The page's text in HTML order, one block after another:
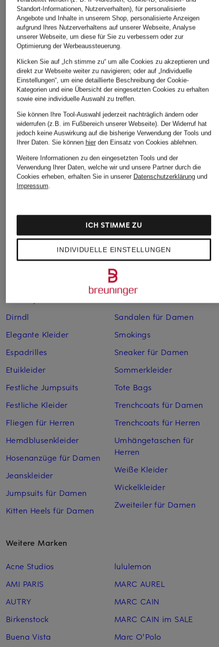
Cropped-Hemdbluse
mit 3/4-Arm
CHF 159
Ursprünglich: CHF 329
Dirndlbluse aus
Spitze
CHF 85
Dirndlbluse MAVA
Materialmix
CHF 239
Abendkleider
Anzüge für Herren
Boleros für Damen
Brautschuhe
Dirndl
Elegante Kleider
Espadrilles
Etuikleider
Festliche Jumpsuits
Festliche Kleider
Fliegen für Herren
Hemdblusenkleider
Hosenanzüge für Damen
Jeanskleider
Jumpsuits für Damen
Kitten Heels für Damen
Kleider
Leinenhosen für Herren
Leinenkleider
Maxikleider
Regenmäntel für Damen
Sakkos
Sandalen für Damen
Smokings
Sneaker für Damen
Sommerkleider
Tote Bags
Trenchcoats für Damen
Trenchcoats für Herren
Umhängetaschen für
Herren
Weiße Kleider
Wickelkleider
Zweiteiler für Damen
Weitere Marken
Acne Studios
AMI PARIS
AUTRY
Birkenstock
Buena Vista
lululemon
MARC AUREL
MARC CAIN
MARC CAIN im SALE
Marc O'Polo
Standort-Informationen, Nutzerverhalten), für personalisierte
Angebote und Inhalte in unserem Shop, personalisierte Anzeigen
aufgrund Ihres Nutzerverhaltens auf unserer Webseite, Analyse
unserer Webseite, um diese für Sie zu verbessern oder zur
Optimierung der Werbeaussteuerung.
Klicken Sie auf „Ich stimme zu“ um alle Cookies zu akzeptieren und
direkt zur Webseite weiter zu navigieren; oder auf „Individuelle
Einstellungen“, um eine detaillierte Beschreibung der Cookie-
Kategorien und eine Übersicht der eingesetzten Cookies zu erhalten
sowie eine individuelle Auswahl zu treffen.
Sie können Ihre Tool-Auswahl jederzeit nachträglich ändern oder
widerrufen (z.B. im Fußbereich unserer Webseite). Der Widerruf hat
jedoch keine Auswirkung auf die bisherige Verwendung der Tools und
Ihrer Daten. Sie können hierden Einsatz von Cookies ablehnen.
Weitere Informationen zu den eingesetzten Tools und der
Verwendung Ihrer Daten, welche wir und unsere Partner durch die
Cookies erheben, erhalten Sie in unserer Datenschutzerklärungund
Impressum.
INDIVIDUELLE EINSTELLUNGEN
ICH STIMME ZU